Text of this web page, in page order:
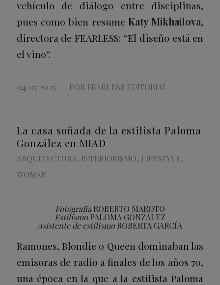
vehículo de diálogo entre disciplinas,
pues como bien resume Katy Mikhailova,
directora de FEARLESS: “El diseño está en
el vino”.
04/07/2025 POR FEARLESS EDITORIAL
La casa soñada de la estilista Paloma
González en MIAD
ARQUITECTURA, INTERIORISMO, LIFESTYLE,
WOMAN
FotografíaROBERTO MAROTO
EstilismoPALOMA GONZÁLEZ
Asistente de estilismoROBERTA GARCÍA
Ramones, Blondie o Queen dominaban las
emisoras de radio a finales de los años 70,
una época en la que a la estilista Paloma